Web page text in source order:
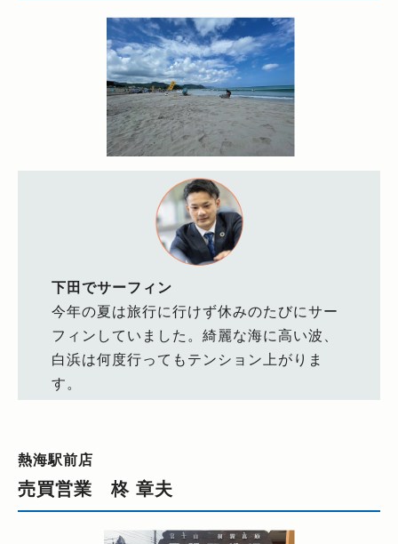
下田でサーフィン
今年の夏は旅行に行けず休みのたびにサー
フィンしていました。綺麗な海に高い波、
白浜は何度行ってもテンション上がりま
す。
熱海駅前店
売買営業 柊 章夫